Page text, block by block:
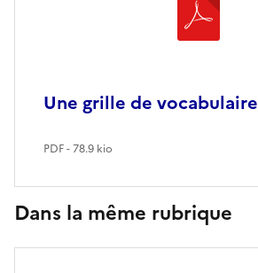
Une grille de vocabulaire
PDF - 78.9 kio
Dans la même rubrique